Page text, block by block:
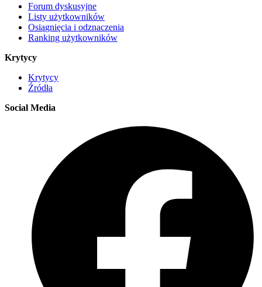
Forum dyskusyjne
Listy użytkowników
Osiągnięcia i odznaczenia
Ranking użytkowników
Krytycy
Krytycy
Źródła
Social Media